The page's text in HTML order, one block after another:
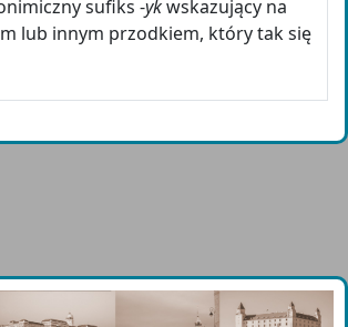
sufiks -ykwskazujący na
lub innym przodkiem, który tak się